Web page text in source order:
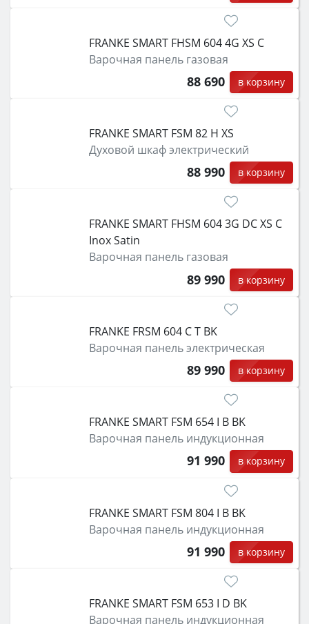
FRANKE SMART FHSM 604 4G XS C
Варочная панель газовая
88 690 в корзину
FRANKE SMART FSM 82 H XS
Духовой шкаф электрический
88 990 в корзину
FRANKE SMART FHSM 604 3G DC XS C
Inox Satin
Варочная панель газовая
89 990 в корзину
FRANKE FRSM 604 C T BK
Варочная панель электрическая
89 990 в корзину
FRANKE SMART FSM 654 I B BK
Варочная панель индукционная
91 990 в корзину
FRANKE SMART FSM 804 I B BK
Варочная панель индукционная
91 990 в корзину
FRANKE SMART FSM 653 I D BK
Варочная панель индукционная